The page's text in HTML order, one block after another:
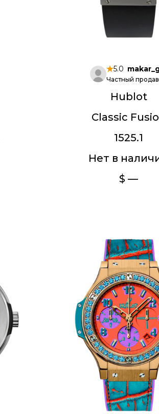
5.0
Частный
Hublot
Classic
1525.1
Нет в
$ —